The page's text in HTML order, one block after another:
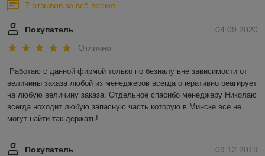
7 отзывов за всё время
04.09.2020
Покупатель
Отлично
Работаю с данной фирмой только по безналу вне зависимости от
величины заказа любой из менеджеров всегда оперативно реагирует
на любую величину заказа. Отдельное спасибо менеджеру Николаю
всегда ноходит любую запасную часть которую в Минске все не
могут найти так держать!
09.12.2019
Покупатель